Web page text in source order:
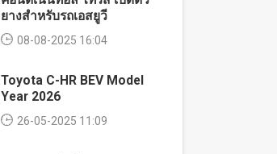
ยางสำหรับรถเอสยูวี
08-08-2025 16:04
Toyota C-HR BEV Model
Year 2026
26-05-2025 11:09